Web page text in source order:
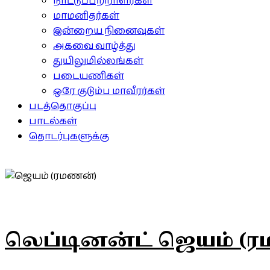
மாமனிதர்கள்
இன்றைய நினைவுகள்
அகவை வாழ்த்து
துயிலுமில்லங்கள்
படையணிகள்
ஒரே குடும்ப மாவீரர்கள்
படத்தொகுப்பு
பாடல்கள்
தொடர்புகளுக்கு
லெப்டினன்ட் ஜெயம்